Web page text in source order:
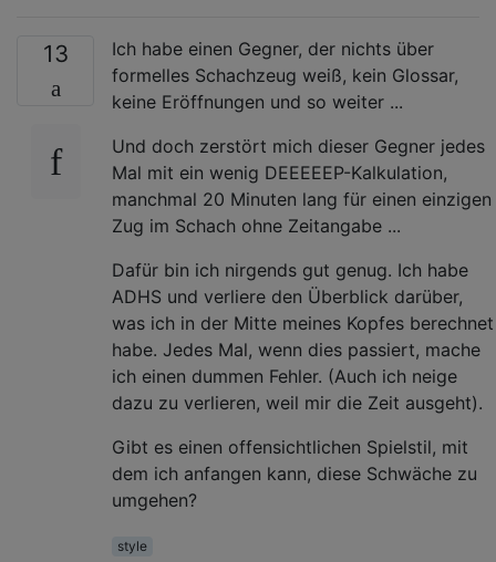
13
Ich habe einen Gegner, der nichts über
formelles Schachzeug weiß, kein Glossar,
keine Eröffnungen und so weiter ...
Und doch zerstört mich dieser Gegner jedes
Mal mit ein wenig DEEEEEP-Kalkulation,
manchmal 20 Minuten lang für einen einzigen
Zug im Schach ohne Zeitangabe ...
Dafür bin ich nirgends gut genug. Ich habe
ADHS und verliere den Überblick darüber,
was ich in der Mitte meines Kopfes berechnet
habe. Jedes Mal, wenn dies passiert, mache
ich einen dummen Fehler. (Auch ich neige
dazu zu verlieren, weil mir die Zeit ausgeht).
Gibt es einen offensichtlichen Spielstil, mit
dem ich anfangen kann, diese Schwäche zu
umgehen?
style